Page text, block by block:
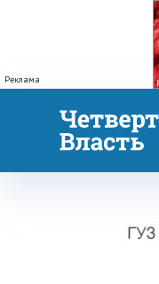
Реклама